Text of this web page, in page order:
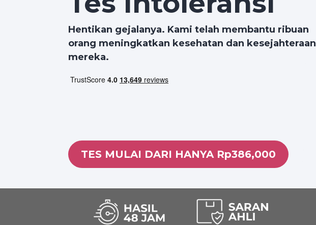
Hentikan gejalanya. Kami telah membantu ribuan
orang meningkatkan kesehatan dan kesejahteraan
mereka.
TES MULAI DARI HANYA Rp386,000